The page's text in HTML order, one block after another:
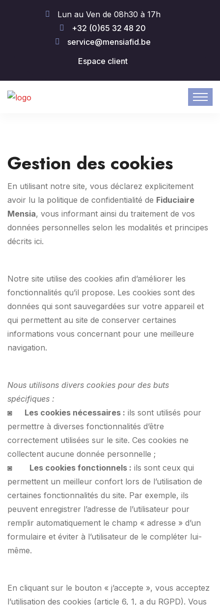
Lun au Ven de 08h30 à 17h
+32 (0)65 32 48 20
service@mensiafid.be
Espace client
Gestion des cookies
En utilisant notre site, vous déclarez explicitement
avoir lu la politique de confidentialité de Fiduciaire
Mensia, vous informant ainsi du traitement de vos
données personnelles selon les modalités et principes
décrits ici.
Notre site utilise des cookies afin d’améliorer les
fonctionnalités qu’il propose. Les cookies sont des
données qui sont sauvegardées sur votre appareil et
qui permettent au site de conserver certaines
informations vous concernant pour une meilleure
navigation.
Nous utilisons divers cookies pour des buts
spécifiques :
◙ Les cookies nécessaires : ils sont utilisés pour
permettre à diverses fonctionnalités d’être
correctement utilisées sur le site. Ces cookies ne
collectent aucune donnée personnelle ;
◙ Les cookies fonctionnels : ils sont ceux qui
permettent un meilleur confort lors de l’utilisation de
certaines fonctionnalités du site. Par exemple, ils
peuvent enregistrer l’adresse de l’utilisateur pour
remplir automatiquement le champ « adresse » d’un
formulaire et éviter à l’utilisateur de le compléter lui-
même.
En cliquant sur le bouton « j’accepte », vous acceptez
l’utilisation des cookies (article 6, 1, a du RGPD). Vous